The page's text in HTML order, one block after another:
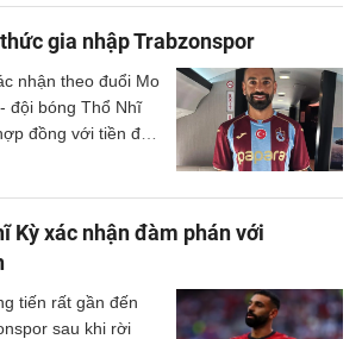
gia nhập Trabzonspor
nhận theo đuổi Mo
đội bóng Thổ Nhĩ
đồng với tiền đạo
Kỳ xác nhận đàm phán với
tiến rất gần đến
sau khi rời